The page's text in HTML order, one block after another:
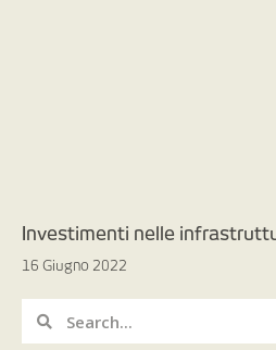
Investimenti nelle
16 Giugno 2022